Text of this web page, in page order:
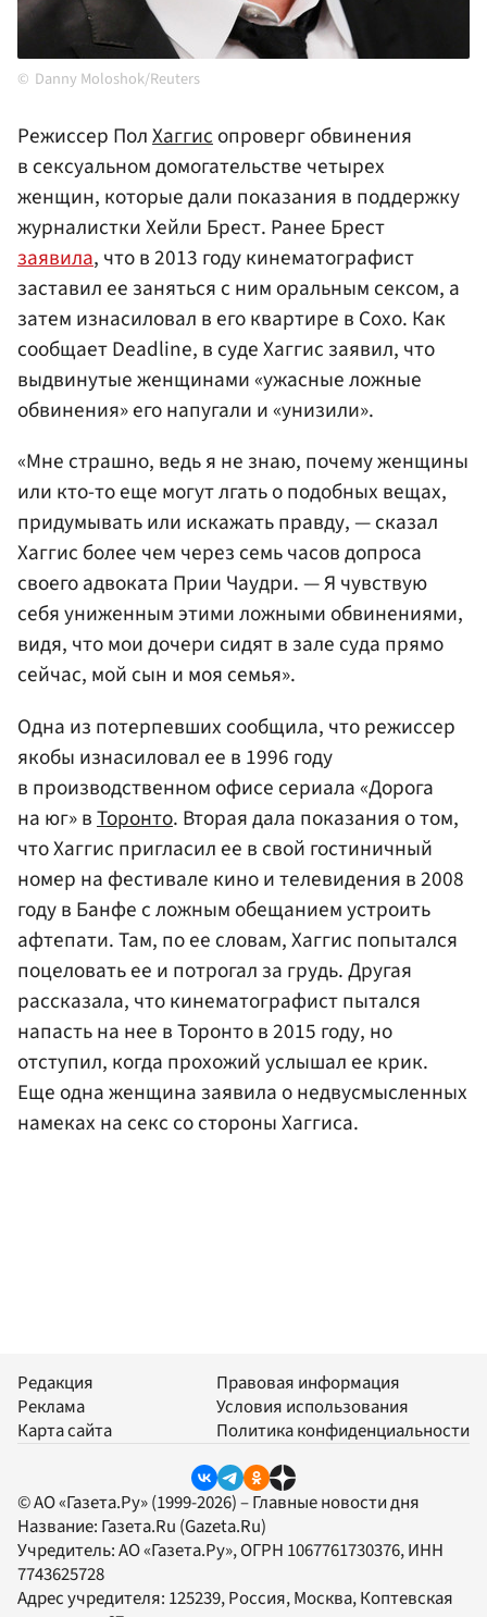
Danny Moloshok/Reuters
Режиссер ПолХаггисопроверг обвинения
в сексуальном домогательстве четырех
женщин, которые дали показания в поддержку
журналистки Хейли Брест. Ранее Брест
заявила, что в 2013 году кинематографист
заставил ее заняться с ним оральным сексом, а
затем изнасиловал в его квартире в Сохо. Как
сообщает Deadline, в суде Хаггис заявил, что
выдвинутые женщинами «ужасные ложные
обвинения» его напугали и «унизили».
«Мне страшно, ведь я не знаю, почему женщины
или кто-то еще могут лгать о подобных вещах,
придумывать или искажать правду, — сказал
Хаггис более чем через семь часов допроса
своего адвоката Прии Чаудри. — Я чувствую
себя униженным этими ложными обвинениями,
видя, что мои дочери сидят в зале суда прямо
сейчас, мой сын и моя семья».
Одна из потерпевших сообщила, что режиссер
якобы изнасиловал ее в 1996 году
в производственном офисе сериала «Дорога
на юг» вТоронто. Вторая дала показания о том,
что Хаггис пригласил ее в свой гостиничный
номер на фестивале кино и телевидения в 2008
году в Банфе с ложным обещанием устроить
афтепати. Там, по ее словам, Хаггис попытался
поцеловать ее и потрогал за грудь. Другая
рассказала, что кинематографист пытался
напасть на нее в Торонто в 2015 году, но
отступил, когда прохожий услышал ее крик.
Еще одна женщина заявила о недвусмысленных
намеках на секс со стороны Хаггиса.
Редакция
Реклама
Карта сайта
Правовая информация
Условия использования
Политика конфиденциальности
© АО «Газета.Ру» (1999-2026) – Главные новости дня
Название: Газета.Ru (Gazeta.Ru)
Учредитель:АО «Газета.Ру», ОГРН 1067761730376, ИНН
7743625728
Адрес учредителя: 125239, Россия, Москва, Коптевская